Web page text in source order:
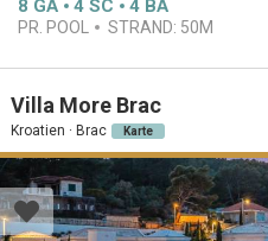
8 GÄ 4 SC 4 BÄ
PR. POOL STRAND: 50M
Villa More Brac
Kroatien · Brac Karte